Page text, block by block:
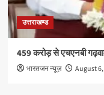
उत्तराखण्ड
459 करोड़ से एचएनबी
भारतजन न्यूज़ August